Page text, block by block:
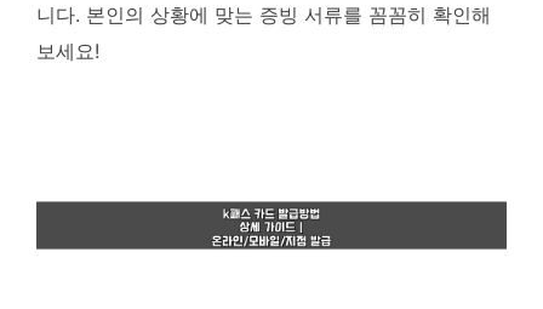
니다. 본인의 상황에 맞는 증빙 서류를 꼼꼼히 확인해
보세요!